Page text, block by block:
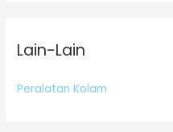
Lain-Lain
Peralatan Kolam